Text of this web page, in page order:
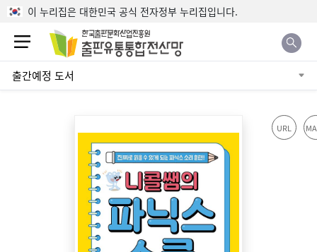
본문으로 바로가기
이 누리집은 대한민국 공식 전자정부 누리집입니다.
출간예정 도서
URL